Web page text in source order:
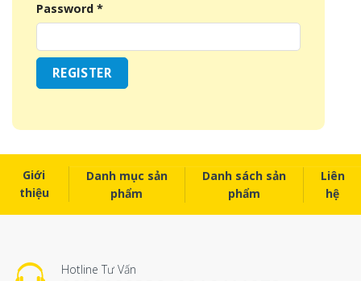
Password *
REGISTER
Giới
thiệu
Danh mục sản
phẩm
Danh sách sản
phẩm
Liên
hệ
Hotline Tư Vấn